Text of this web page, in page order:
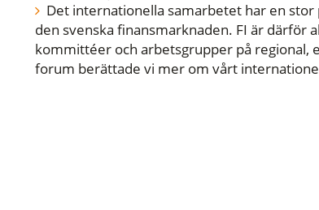
Det internationella samarbetet har en
den svenska finansmarknaden. FI är därför
kommittéer och arbetsgrupper på regional,
forum berättade vi mer om vårt